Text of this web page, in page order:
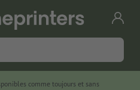
comme toujours et sans